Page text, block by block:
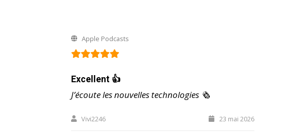
Apple Podcasts
Excellent 👍
J’écoute les nouvelles technologies 🗞️
Vivi2246 23 mai 2026